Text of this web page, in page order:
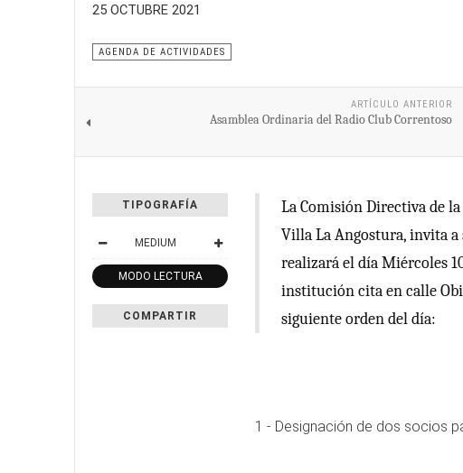
25 OCTUBRE 2021
AGENDA DE ACTIVIDADES
ARTÍCULO ANTERIOR
Asamblea Ordinaria del Radio Club Correntoso
TIPOGRAFÍA
MEDIUM
MODO LECTURA
COMPARTIR
La Comisión Directiva de
Villa La Angostura, invita a
realizará el día Miércoles
institución cita en calle
siguiente orden del día:
1 - Designación de dos socios